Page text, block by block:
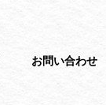
お問い合わせ